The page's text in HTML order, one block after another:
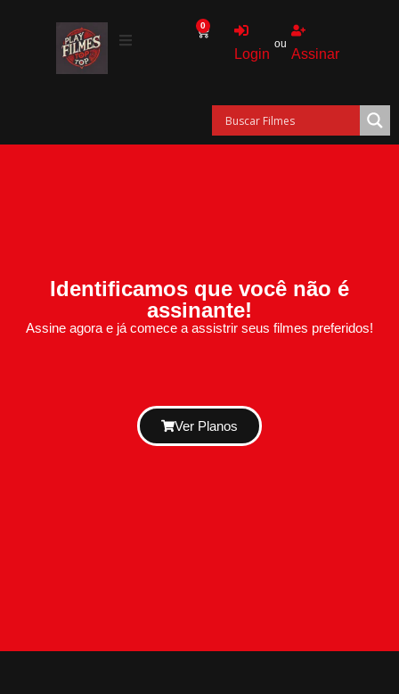
0
Login
ou
Assinar
Identificamos que você não é
assinante!
Assine agora e já comece a assistrir seus filmes preferidos!
Ver Planos